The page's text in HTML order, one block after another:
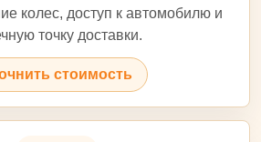
колес, доступ к автомобилю и
точку доставки.
стоимость